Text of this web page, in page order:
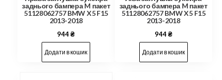
заднього бампера M пакет
51128062757 BMW X5 F15
2013-2018
944₴
Додати в кошик
заднього бампера M пакет
51128062757 BMW X5 F15
2013-2018
944₴
Додати в кошик